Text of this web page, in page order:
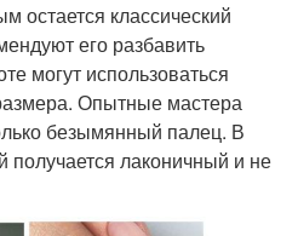
остается классический
его разбавить
могут использоваться
Опытные мастера
безымянный палец. В
получается лаконичный и не